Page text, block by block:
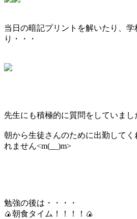
当日の暗記プリントを解いたり、
り・・・
先生にも積極的に質問をしていまし
朝から生徒さんのために出勤してく
れません<m(__)m>
勉強の後は・・・・
🍙朝食タイム！！！！🍙